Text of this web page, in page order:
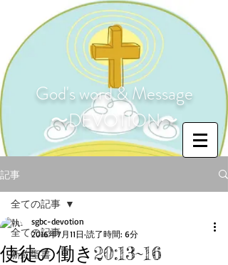
God's word & Message
〜DEVOTION〜
記事
全ての記事
新約聖書
全ての記事
使徒の働き20:13~16
sgbc-devotion
2016年7月11日 読了時間: 6分